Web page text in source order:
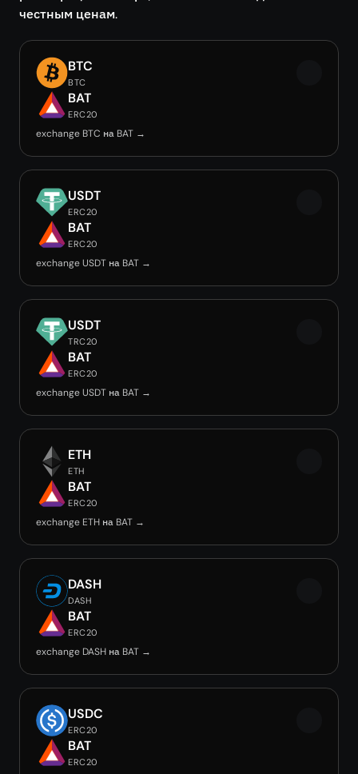
честным ценам.
BTC
BTC
BAT
ERC20
exchange BTC на BAT →
USDT
ERC20
BAT
ERC20
exchange USDT на BAT →
USDT
TRC20
BAT
ERC20
exchange USDT на BAT →
ETH
ETH
BAT
ERC20
exchange ETH на BAT →
DASH
DASH
BAT
ERC20
exchange DASH на BAT →
USDC
ERC20
BAT
ERC20